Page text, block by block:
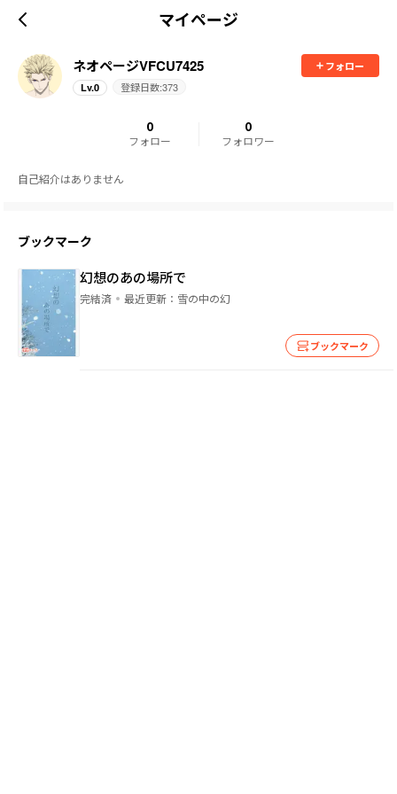
マイページ
ネオページVFCU7425
フォロー
Lv.0 登録日数:373
0
フォロー
0
フォロワー
自己紹介はありません
ブックマーク
幻想のあの場所で
完結済 最近更新： 雪の中の幻
ブックマーク